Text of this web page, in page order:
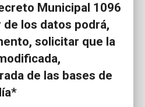
Municipal 1096
los datos podrá,
solicitar que la
de las bases de